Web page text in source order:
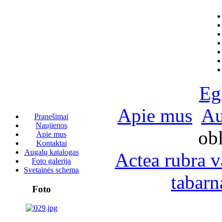
Pranešimai
Naujienos
Apie mus
Kontaktai
Augalų katalogas
Foto galerija
Svetainės schema
Foto
Apie mus
Actea rubra